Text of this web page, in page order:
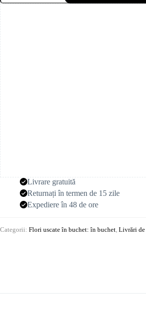
de
toamnă
(5
tulpini)
Livrare gratuită
Returnați în termen de 15 zile
Expediere în 48 de ore
Categorii: Flori uscate în buchet: în buchet Livrări de